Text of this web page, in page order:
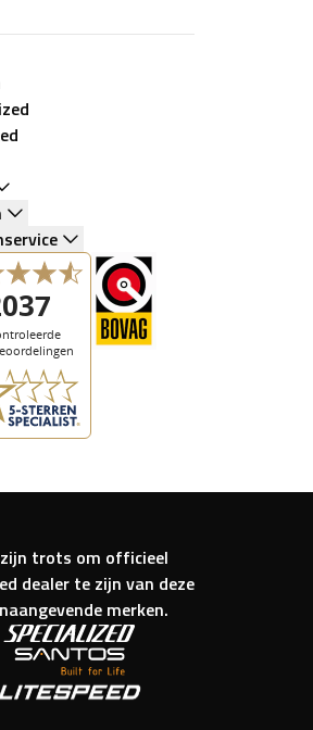
trots om officieel
dealer te zijn van deze
merken.